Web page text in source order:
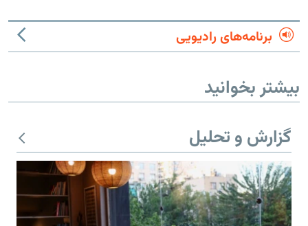
برنامه‌های رادیویی
بیشتر بخوانید
گزارش و تحلیل